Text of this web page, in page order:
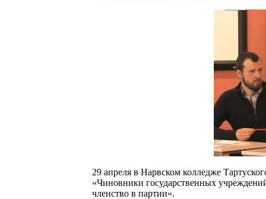
29 апреля в Нарвском колледже
«Чиновники государственных
членство в партии».